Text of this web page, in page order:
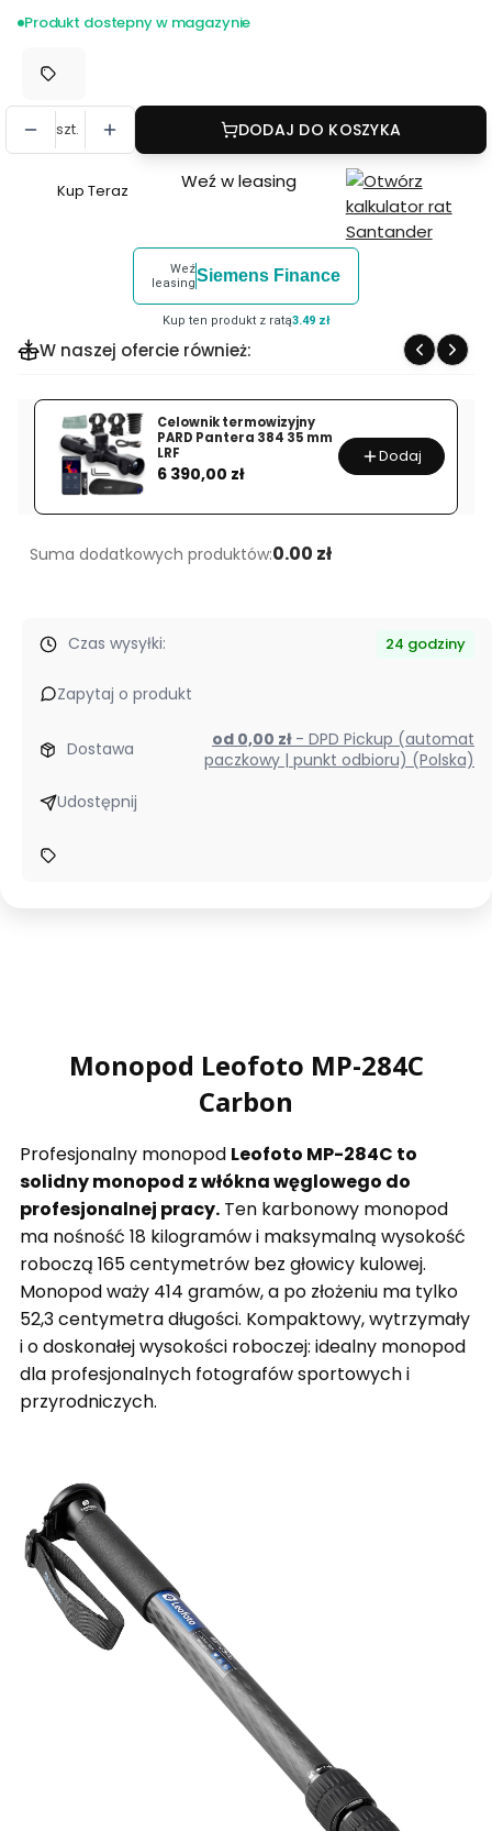
Produkt dostepny w magazynie
szt. DODAJ DO KOSZYKA
Szybki
Monopod
MP-
Carbon
Kup Teraz Weź w leasing
Weź
leasingSiemens Finance
Kup ten produkt z ratą3.49 zł
W naszej ofercie również:
Celownik termowizyjny
PARD Pantera 384 35 mm
LRF
Cena
6 390,00 zł
Dodaj
Suma dodatkowych produktów:0.00 zł
Czas wysyłki: 24 godziny
Zapytaj o produkt
Dostawa od 0,00 zł - DPD Pickup (automat
paczkowy | punkt odbioru) (Polska)
Udostępnij
Monopod Leofoto MP-284C
Carbon
Profesjonalny monopod Leofoto MP-284C to
solidny monopod z włókna węglowego do
profesjonalnej pracy. Ten karbonowy monopod
ma nośność 18 kilogramów i maksymalną wysokość
roboczą 165 centymetrów bez głowicy kulowej.
Monopod waży 414 gramów, a po złożeniu ma tylko
52,3 centymetra długości. Kompaktowy, wytrzymały
i o doskonałej wysokości roboczej: idealny monopod
dla profesjonalnych fotografów sportowych i
przyrodniczych.